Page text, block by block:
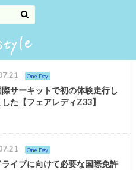
One Day
際サーキットで初の体験走行し
た【フェアレディZ33】
One Day
イブに向けて必要な国際免許